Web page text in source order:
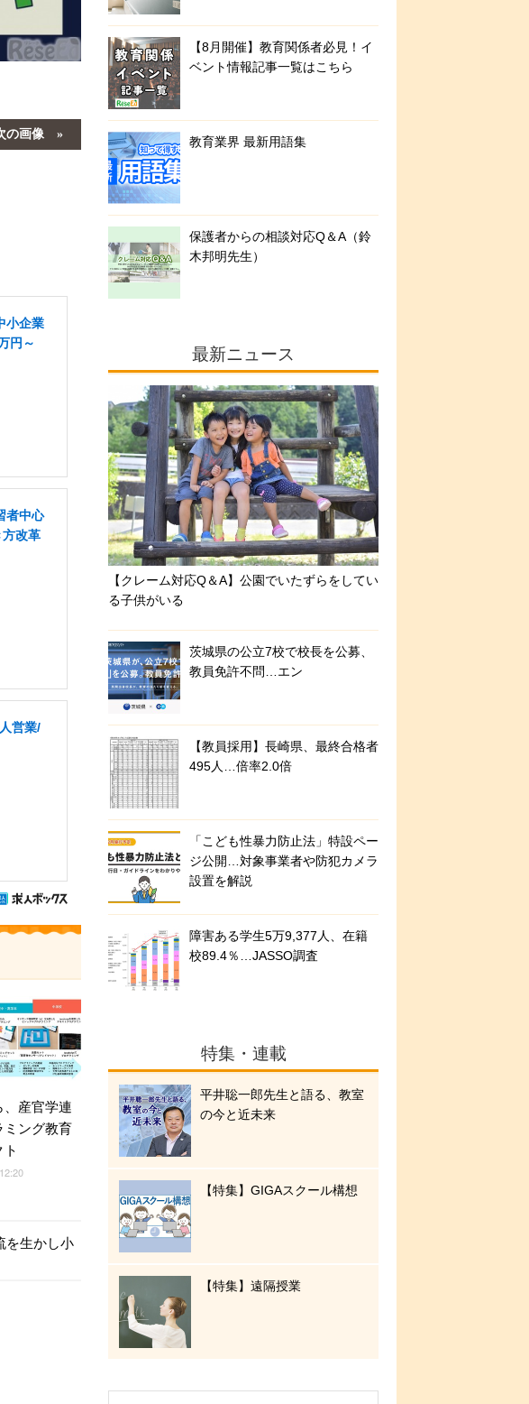
の画像
小企業
円～
者中心
改革
営業/
、産官学連
ミング教育
を生かし小
【8月開催】教育関係者必見！イ
ベント情報記事一覧はこちら
教育業界 最新用語集
保護者からの相談対応Q＆A（鈴
木邦明先生）
最新ニュース
【クレーム対応Q＆A】公園でいたずらをしてい
る子供がいる
茨城県の公立7校で校長を公募、
教員免許不問…エン
【教員採用】長崎県、最終合格者
495人…倍率2.0倍
「こども性暴力防止法」特設ペー
ジ公開…対象事業者や防犯カメラ
設置を解説
障害ある学生5万9,377人、在籍
校89.4％…JASSO調査
特集・連載
平井聡一郎先生と語る、教室
の今と近未来
【特集】GIGAスクール構想
【特集】遠隔授業